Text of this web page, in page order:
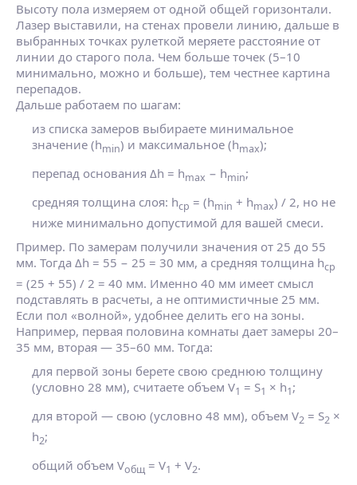
Высоту пола измеряем от одной общей горизонтали.
Лазер выставили, на стенах провели линию, дальше в
выбранных точках рулеткой меряете расстояние от
линии до старого пола. Чем больше точек (5–10
минимально, можно и больше), тем честнее картина
перепадов.
Дальше работаем по шагам:
из списка замеров выбираете минимальное
значение (hmin) и максимальное (hmax);
перепад основания Δh = hmax − hmin;
средняя толщина слоя: hср = (hmin + hmax) / 2, но не
ниже минимально допустимой для вашей смеси.
Пример. По замерам получили значения от 25 до 55
мм. Тогда Δh = 55 − 25 = 30 мм, а средняя толщина hср
= (25 + 55) / 2 = 40 мм. Именно 40 мм имеет смысл
подставлять в расчеты, а не оптимистичные 25 мм.
Если пол «волной», удобнее делить его на зоны.
Например, первая половина комнаты дает замеры 20–
35 мм, вторая — 35–60 мм. Тогда:
для первой зоны берете свою среднюю толщину
(условно 28 мм), считаете объем V1 = S1 × h1;
для второй — свою (условно 48 мм), объем V2 = S2 ×
h2;
общий объем Vобщ = V1 + V2.